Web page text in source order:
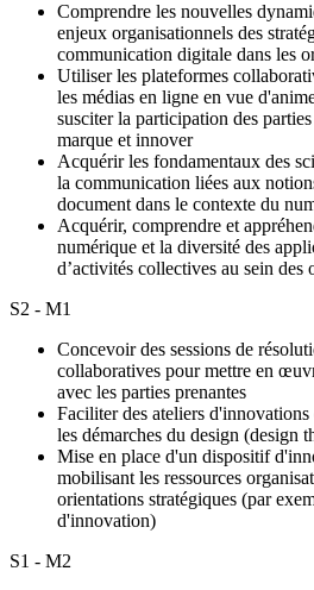
Comprendre les nouvelles
enjeux organisationnels des
communication digitale dans les
Utiliser les plateformes
les médias en ligne en vue
susciter la participation des
marque et innover
Acquérir les fondamentaux des
la communication liées aux
document dans le contexte du
Acquérir, comprendre et
numérique et la diversité des
d’activités collectives au sein des
S2 - M1
Concevoir des sessions de
collaboratives pour mettre en
avec les parties prenantes
Faciliter des ateliers
les démarches du design (design
Mise en place d'un dispositif
mobilisant les ressources
orientations stratégiques (par
d'innovation)
S1 - M2